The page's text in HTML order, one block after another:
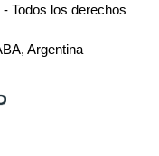
Todos los derechos
Argentina